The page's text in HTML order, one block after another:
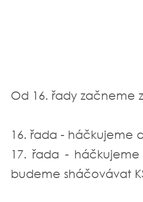
Od 16. řady začneme
16. řada - háčkujeme
17. řada -
budeme sháčovávat